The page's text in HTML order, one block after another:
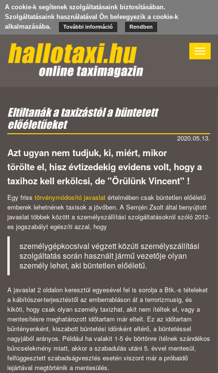
A cookie-k segítenek szolgáltatásaink biztosításában.
Szolgáltatásaink használatával Ön beleegyezik a cookie-k
alkalmazásába.
További információ Rendben
Toggle
Eltiltanák a taxizástól a büntetett
előéletűeket
2020.05.13.
Azt ugyan nem tudjuk, ki, miért, mikor
törölte el, hisz évtizedekig evidens volt, hogy a
taxihoz kell erkölcsi, de "Örülünk Vincent" !
Egy friss törvénymódosító javaslat értelmében csak büntetlen előéletű
emberek lehetnének taxisok a jövőben. A Semjén Zsolt által benyújtott
javaslat többek között a személyszállítási szolgáltatásokról szóló 2012-
es jogszabályt egészíti azzal, hogy
személygépkocsival végzett közúti személyszállítási
szolgáltatás során használt jármű vezetője olyan
személy lehet, aki büntetlen előéletű.
A javaslat 2 oldalon keresztül egyesével fel is sorolja a Btk.-s tételeket
a kábítószer-terjesztéstől az emberrabláson át a terrorizmusig, és
kiköti, hogy csak olyan személy taxizhat, akit nem ítéltek el, vagy a
mentesítésre meghatározott időtartam már eltelt. Ez az időtartam
bűntényenként, kiszabott büntetési időnként eltérő, a büntetéssel
nagyjából arányos. Például ha valakit 1-5 év börtönre ítélnek szándékos
bűncselekmény miatt, akkor a szabadulás utáni 5. évvel mentesül,
felfüggesztett szabadságvesztés esetén viszont már a próbaidő
lejártával megtörténik a mentesülés.